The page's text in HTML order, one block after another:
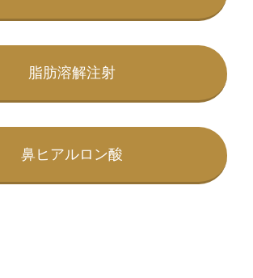
脂肪溶解注射
鼻ヒアルロン酸